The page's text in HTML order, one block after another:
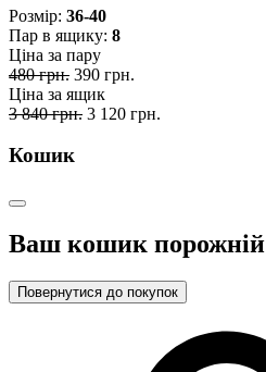
Розмiр: 36-40
Пар в ящику: 8
Ціна за пару
480 грн. 390 грн.
Ціна за ящик
3 840 грн. 3 120 грн.
Кошик
Ваш кошик порожній
Повернутися до покупок